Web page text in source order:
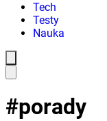
Tech
Testy
Nauka
#porady